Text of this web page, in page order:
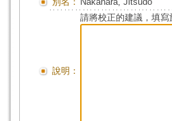
說明：
請將校正的建議，填